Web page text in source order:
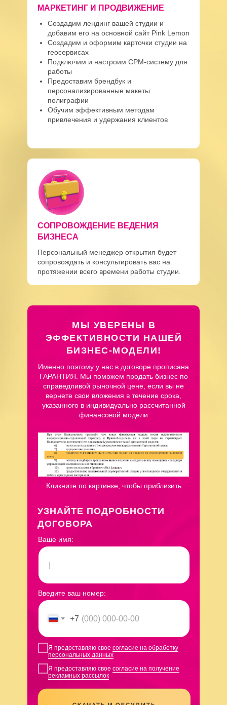
Ваше имя:
Введите ваш номер:
+7
Я предоставляю свое согласие на обработку
персональных данных
Я предоставляю свое согласие на получение
рекламных рассылок
МЫ УВЕРЕНЫ В
ЭФФЕКТИВНОСТИ НАШЕЙ
БИЗНЕС-МОДЕЛИ!
МАРКЕТИНГ И ПРОДВИЖЕНИЕ
Создадим лендинг вашей студии и
добавим его на основной сайт Pink Lemon
Создадим и оформим карточки студии на
геосервисах
Подключим и настроим СРМ-систему для
работы
Предоставим брендбук и
персонализированные макеты
полиграфии
Обучим эффективным методам
привлечения и удержания клиентов
СОПРОВОЖДЕНИЕ ВЕДЕНИЯ
БИЗНЕСА
Персональный менеджер открытия будет
сопровождать и консультировать вас на
протяжении всего времени работы студии.
УЗНАЙТЕ ПОДРОБНОСТИ
ДОГОВОРА
Кликните по картинке, чтобы приблизить
Именно поэтому у нас в договоре прописана
ГАРАНТИЯ. Мы поможем продать бизнес по
справедливой рыночной цене, если вы не
вернете свои вложения в течение срока,
указанного в индивидуально рассчитанной
финансовой модели